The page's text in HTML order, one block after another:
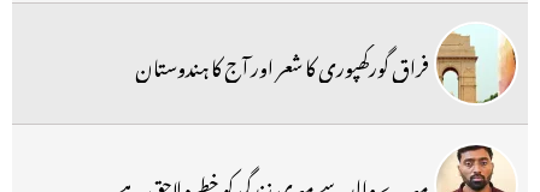
فراق گورکھپوری کا شعر اور آج کا ہندوستان